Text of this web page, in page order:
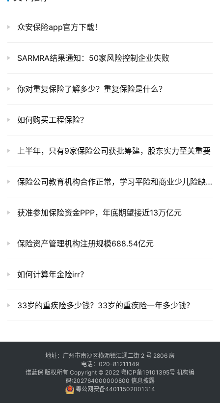
众安保险app官方下载！
SARMRA结果通知：50家风险控制企业失败
你对重复保险了解多少？重复保险是什么？
如何购买工程保险？
上半年，只有9家保险公司获批筹建，股东实力至关重要
保险公司教育机构合作正常，学习平险和商业少儿险缺一不可
获准参加保险资金PPP，年底期望接近13万亿元
保险资产管理机构注册规模688.54亿元
如何计算年金险irr？
33岁的重疾险多少钱？33岁的重疾险一年多少钱？
地址：广州市南沙区横沥镇汇通二街 2 号 2806 房
电话：020-81211149
谱蓝保 版权所有 Copyright © 2022 粤ICP备19101395号 机构编
码:202764000000800 信息披露
粤公网安备44011502001314